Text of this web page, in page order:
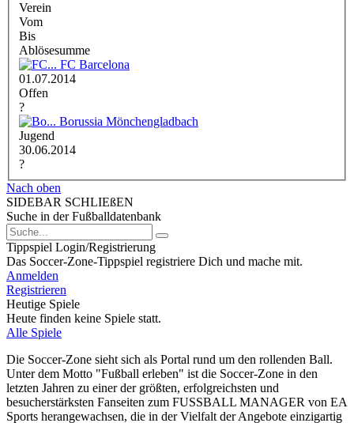
Verein
Vom
Bis
Ablösesumme
FC Barcelona
01.07.2014
Offen
?
Borussia Mönchengladbach
Jugend
30.06.2014
?
Nach oben
SIDEBAR SCHLIEßEN
Suche in der Fußballdatenbank
Tippspiel Login/Registrierung
Das Soccer-Zone-Tippspiel registriere Dich und mache mit.
Anmelden
Registrieren
Heutige Spiele
Heute finden keine Spiele statt.
Alle Spiele
Die Soccer-Zone sieht sich als Portal rund um den rollenden Ball.
Unter dem Motto "Fußball erleben" ist die Soccer-Zone in den
letzten Jahren zu einer der größten, erfolgreichsten und
besucherstärksten Fanseiten zum FUSSBALL MANAGER von EA
Sports herangewachsen, die in der Vielfalt der Angebote einzigartig